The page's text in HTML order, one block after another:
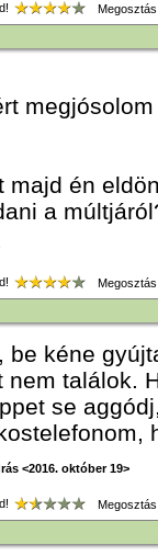
majd én
a
be kéne
nem találok.
se
<2016. október 19>